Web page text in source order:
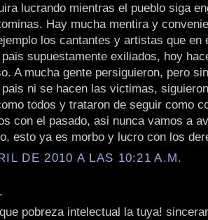
lucrando mientras el pueblo siga
Hay mucha mentira y
los cantantes y artistas que en
supuestamente exiliados, hoy
A mucha gente persiguieron, pero
ni se hacen las victimas,
todos y trataron de seguir como
con el pasado, asi nunca vamos a
esto ya es morbo y lucro con los
DE 2010 A LAS 10:21 A.M.
pobreza intelectual la tuya!